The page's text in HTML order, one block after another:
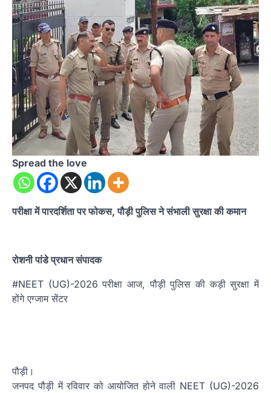
Spread the love
परीक्षा में पारदर्शिता पर फोकस, पौड़ी पुलिस ने संभाली सुरक्षा की कमान
रोशनी पांडे प्रधान संपादक
#NEET (UG)-2026 परीक्षा आज, पौड़ी पुलिस की कड़ी सुरक्षा में
होंगे एग्जाम सेंटर
पौड़ी।
जनपद पौड़ी में रविवार को आयोजित होने वाली NEET (UG)-2026